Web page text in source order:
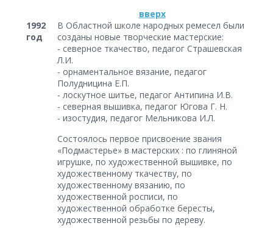
вверх
1992
год
В Областной школе народных ремесел были
созданы новые творческие мастерские:
- северное ткачество, педагог Страшевская
Л.И.
- орнаментальное вязание, педагог
Полудницина Е.П.
- лоскутное шитье, педагог Антипина И.В.
- северная вышивка, педагог Югова Г. Н.
- изостудия, педагог Мельникова И.Л.
Состоялось первое присвоение звания
«Подмастерье» в мастерских : по глиняной
игрушке, по художественной вышивке, по
художественному ткачеству, по
художественному вязанию, по
художественной росписи, по
художественной обработке бересты,
художественной резьбы по дереву.